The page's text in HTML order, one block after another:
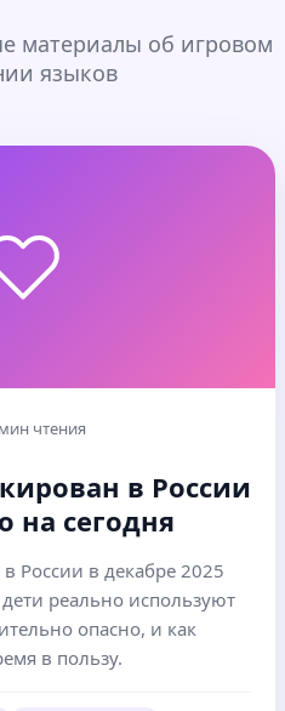
материалы об игровом
языков
чтения
в России
на сегодня
России в декабре 2025
реально используют
опасно, и как
в пользу.